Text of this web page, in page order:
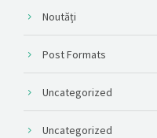
Noutăți
Post Formats
Uncategorized
Uncategorized